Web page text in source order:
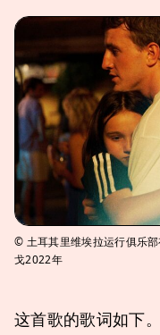
© 土耳其里维埃拉运行俱乐
戈2022年
这首歌的歌词如下。